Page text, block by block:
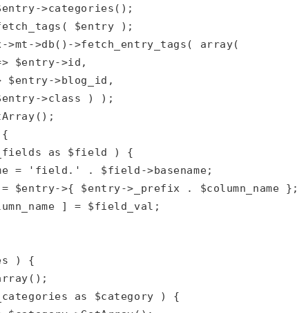
>categories();
$entry );
>mt->db()->fetch_entry_tags( array(
$entry->id,
$entry->blog_id,
>class ) );
as $field ) {
= 'field.' . $field->basename;
$entry->{ $entry->_prefix . $column_name };
] = $field_val;
) {
as $category ) {